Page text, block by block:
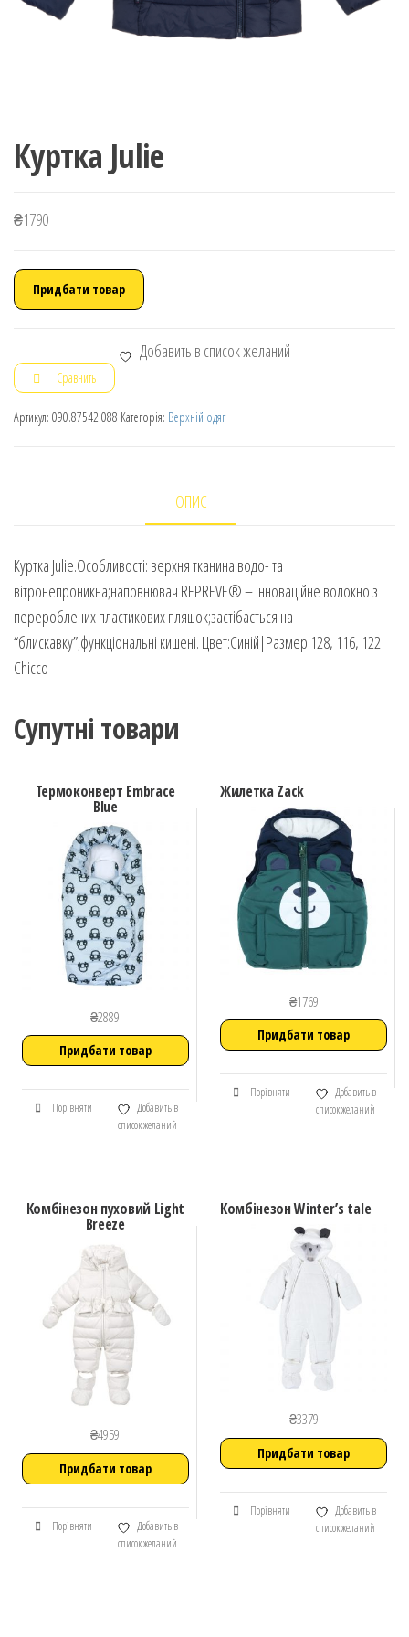
Куртка Julie
₴1790
Придбати товар
Добавить в список желаний
Сравнить
Артикул: 090.87542.088 Категорія: Верхній одяг
ОПИС
Куртка Julie.Особливості: верхня тканина водо- та
вітронепроникна;наповнювач REPREVE® – інноваційне волокно з
перероблених пластикових пляшок;застібається на
“блискавку”;функціональні кишені. Цвет:Синій|Размер:128, 116, 122
Chicco
Супутні товари
Термоконверт Embrace
Blue
₴2889
Придбати товар
Порівняти
Добавить в
список желаний
Жилетка Zack
₴1769
Придбати товар
Порівняти
Добавить в
список желаний
Комбінезон пуховий Light
Breeze
₴4959
Придбати товар
Порівняти
Добавить в
список желаний
Комбінезон Winter’s tale
₴3379
Придбати товар
Порівняти
Добавить в
список желаний